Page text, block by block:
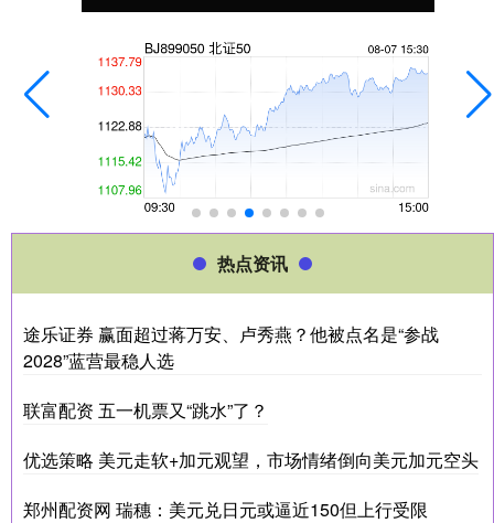
热点资讯
途乐证券 赢面超过蒋万安、卢秀燕？他被点名是“参战
2028”蓝营最稳人选
联富配资 五一机票又“跳水”了？
优选策略 美元走软+加元观望，市场情绪倒向美元加元空头
郑州配资网 瑞穗：美元兑日元或逼近150但上行受限